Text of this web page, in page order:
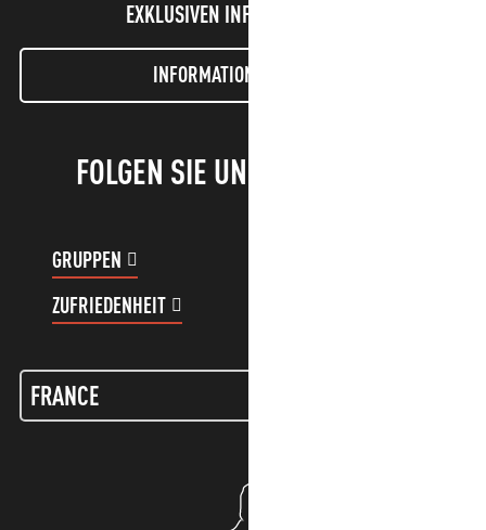
EXKLUSIVEN INFORMATIONEN!
INFORMATIONEN LETTER
FOLGEN SIE UNS!
GRUPPEN
ZUFRIEDENHEIT